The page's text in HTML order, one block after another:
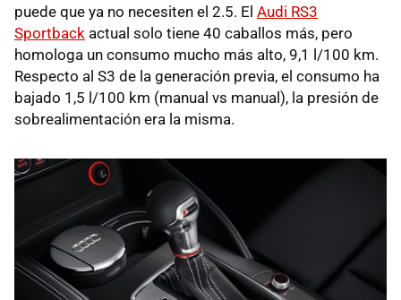
puede que ya no necesiten el 2.5. El Audi RS3
Sportback actual solo tiene 40 caballos más, pero
homologa un consumo mucho más alto, 9,1 l/100 km.
Respecto al S3 de la generación previa, el consumo ha
bajado 1,5 l/100 km (manual vs manual), la presión de
sobrealimentación era la misma.